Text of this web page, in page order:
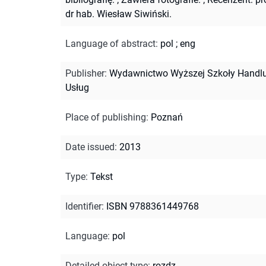
dr hab. Wiesław Siwiński.
Language of abstract: pol ; eng
Publisher: Wydawnictwo Wyższej Szkoły
Usług
Place of publishing: Poznań
Date issued: 2013
Type: Tekst
Identifier: ISBN 9788361449768
Language: pol